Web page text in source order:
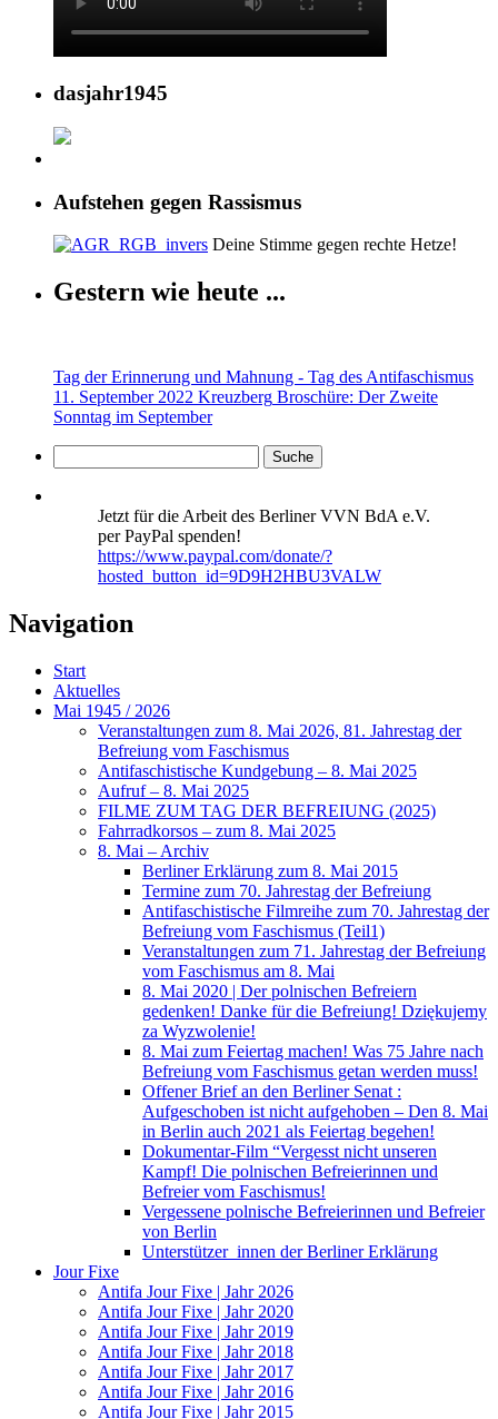
dasjahr1945
Aufstehen gegen Rassismus
Deine Stimme gegen rechte Hetze!
Gestern wie heute ...
Tag der Erinnerung und Mahnung - Tag des Antifaschismus
11. September 2022 Kreuzberg Broschüre: Der Zweite
Sonntag im September
Jetzt für die Arbeit des Berliner VVN BdA e.V.
per PayPal spenden!
https://www.paypal.com/donate/?
hosted_button_id=9D9H2HBU3VALW
Navigation
Start
Aktuelles
Mai 1945 / 2026
Veranstaltungen zum 8. Mai 2026, 81. Jahrestag der
Befreiung vom Faschismus
Antifaschistische Kundgebung – 8. Mai 2025
Aufruf – 8. Mai 2025
FILME ZUM TAG DER BEFREIUNG (2025)
Fahrradkorsos – zum 8. Mai 2025
8. Mai – Archiv
Berliner Erklärung zum 8. Mai 2015
Termine zum 70. Jahrestag der Befreiung
Antifaschistische Filmreihe zum 70. Jahrestag der
Befreiung vom Faschismus (Teil1)
Veranstaltungen zum 71. Jahrestag der Befreiung
vom Faschismus am 8. Mai
8. Mai 2020 | Der polnischen Befreiern
gedenken! Danke für die Befreiung! Dziękujemy
za Wyzwolenie!
8. Mai zum Feiertag machen! Was 75 Jahre nach
Befreiung vom Faschismus getan werden muss!
Offener Brief an den Berliner Senat :
Aufgeschoben ist nicht aufgehoben – Den 8. Mai
in Berlin auch 2021 als Feiertag begehen!
Dokumentar-Film “Vergesst nicht unseren
Kampf! Die polnischen Befreierinnen und
Befreier vom Faschismus!
Vergessene polnische Befreierinnen und Befreier
von Berlin
Unterstützer_innen der Berliner Erklärung
Jour Fixe
Antifa Jour Fixe | Jahr 2026
Antifa Jour Fixe | Jahr 2020
Antifa Jour Fixe | Jahr 2019
Antifa Jour Fixe | Jahr 2018
Antifa Jour Fixe | Jahr 2017
Antifa Jour Fixe | Jahr 2016
Antifa Jour Fixe | Jahr 2015